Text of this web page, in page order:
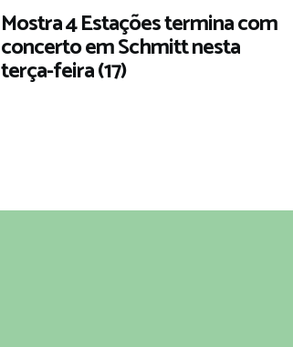
Mostra 4 Estações termina com
concerto em Schmitt nesta
terça-feira (17)